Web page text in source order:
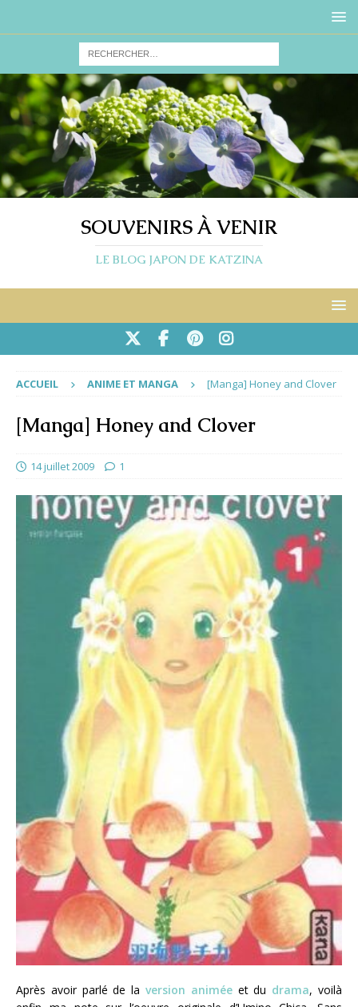
SOUVENIRS À VENIR
LE BLOG JAPON DE KATZINA
ACCUEIL ANIME ET MANGA [Manga] Honey and Clover
[Manga] Honey and Clover
14 juillet 2009 1
Après avoir parlé de la version animéeet du drama, voilà